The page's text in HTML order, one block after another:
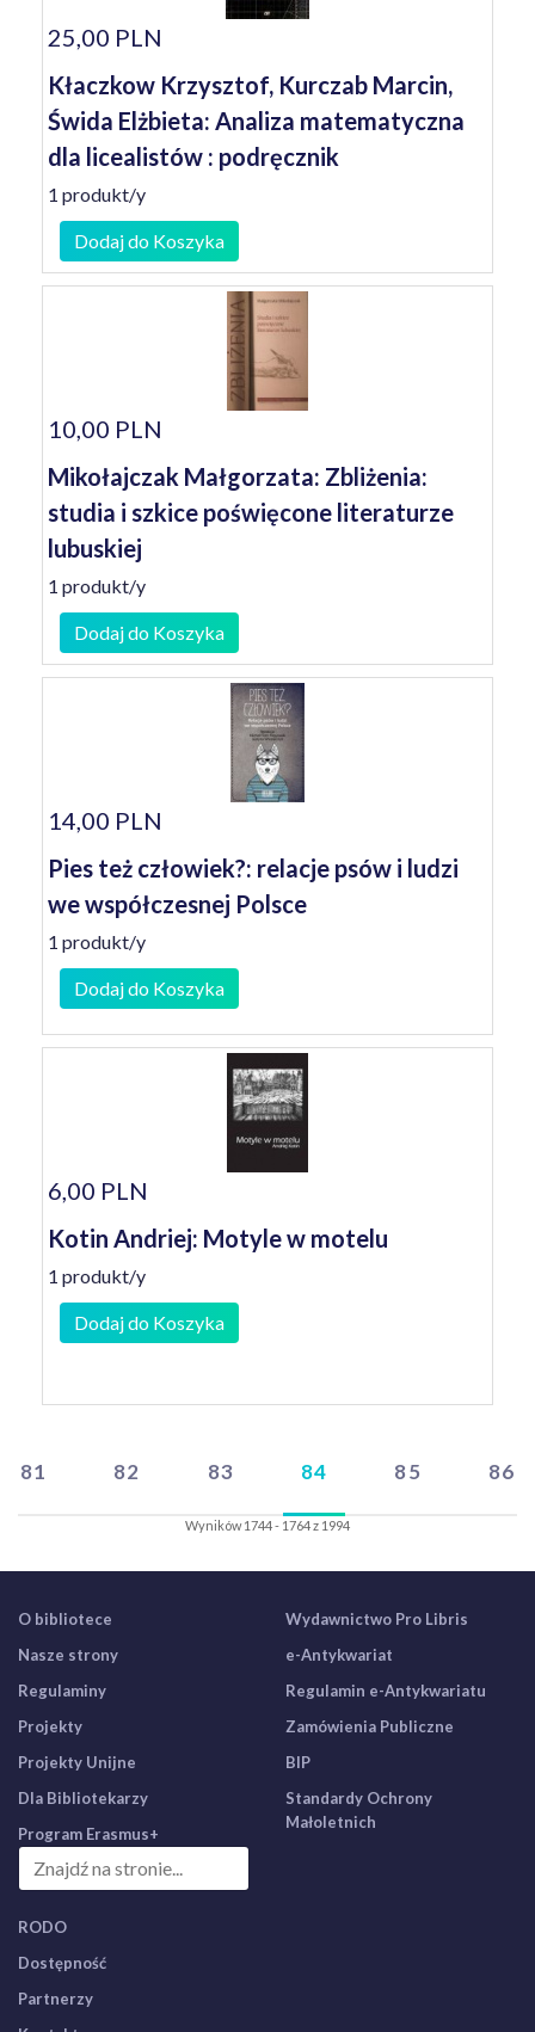
25,00 PLN
Kłaczkow Krzysztof, Kurczab Marcin,
Świda Elżbieta: Analiza matematyczna
dla licealistów : podręcznik
1 produkt/y
Dodaj do Koszyka
10,00 PLN
Mikołajczak Małgorzata: Zbliżenia:
studia i szkice poświęcone literaturze
lubuskiej
1 produkt/y
Dodaj do Koszyka
14,00 PLN
Pies też człowiek?: relacje psów i ludzi
we współczesnej Polsce
1 produkt/y
Dodaj do Koszyka
6,00 PLN
Kotin Andriej: Motyle w motelu
1 produkt/y
Dodaj do Koszyka
81 82 83 84 85 86
Wyników 1744 - 1764 z 1994
O bibliotece
Nasze strony
Regulaminy
Projekty
Projekty Unijne
Dla Bibliotekarzy
Program Erasmus+
Wydawnictwo Pro Libris
e-Antykwariat
Regulamin e-Antykwariatu
Zamówienia Publiczne
BIP
Standardy Ochrony
Małoletnich
RODO
Dostępność
Partnerzy